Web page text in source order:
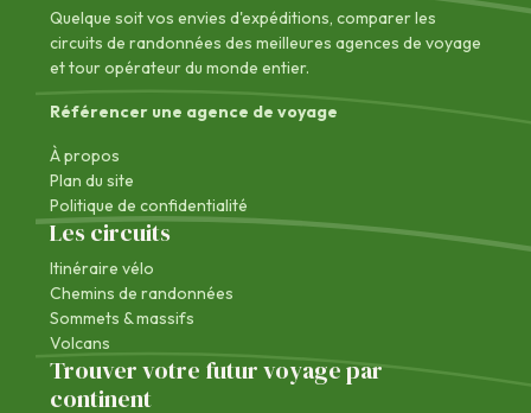
Quelque soit vos envies d'expéditions, comparer les
circuits de randonnées des meilleures agences de voyage
et tour opérateur du monde entier.
Référencer une agence de voyage
À propos
Plan du site
Politique de confidentialité
Les circuits
Itinéraire vélo
Chemins de randonnées
Sommets & massifs
Volcans
Trouver votre futur voyage par
continent